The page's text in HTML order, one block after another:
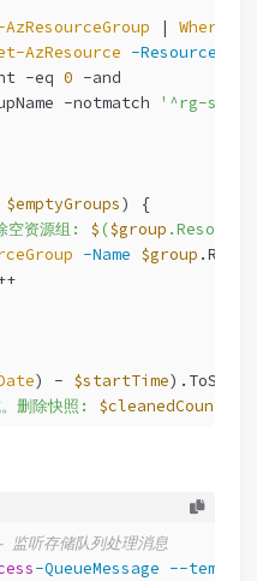
| Where-
AzResource -
-eq 0 -and
-notmatch
'^rg-
$emptyGroups) {
空资源组: $ ($group
-Name $group
) - $startTime
删除快照: $cleanedCount
听存储队列处理消息
-QueueMessage --